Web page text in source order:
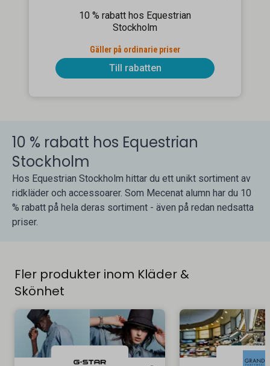
10 % rabatt hos Equestrian
Stockholm
Gäller på ordinarie priser
Till rabatten
10 % rabatt hos Equestrian
Stockholm
Hos Equestrian Stockholm hittar du ett unikt sortiment av
ridkläder och accessoarer. Som Mecenat alumn har du 10
% rabatt på hela deras sortiment - även på redan nedsatta
priser.
Fler produkter inom Kläder &
Skönhet